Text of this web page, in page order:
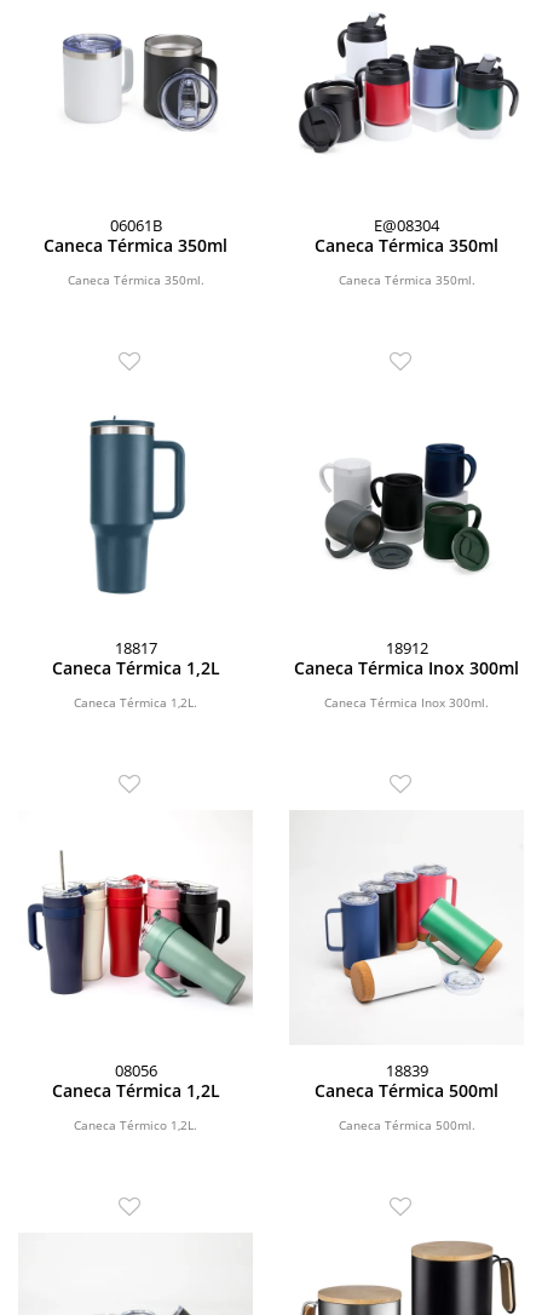
06061B
Caneca Térmica 350ml
Caneca Térmica 350ml.
E@08304
Caneca Térmica 350ml
Caneca Térmica 350ml.
18817
Caneca Térmica 1,2L
Caneca Térmica 1,2L.
18912
Caneca Térmica Inox 300ml
Caneca Térmica Inox 300ml.
08056
Caneca Térmica 1,2L
Caneca Térmico 1,2L.
18839
Caneca Térmica 500ml
Caneca Térmica 500ml.